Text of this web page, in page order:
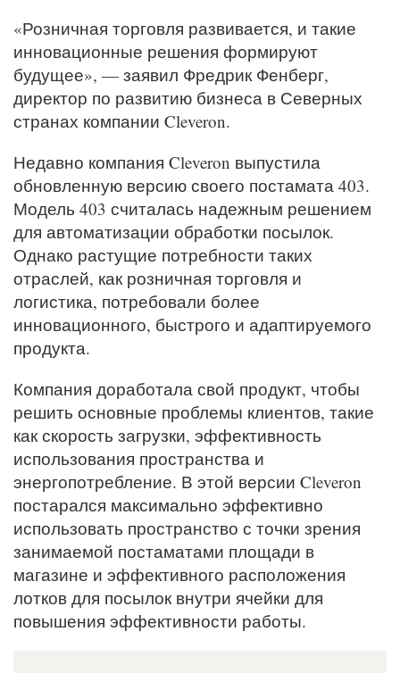
«Розничная торговля развивается, и такие
инновационные решения формируют
будущее», — заявил Фредрик Фенберг,
директор по развитию бизнеса в Северных
странах компании Cleveron.
Недавно компания Cleveron выпустила
обновленную версию своего постамата 403.
Модель 403 считалась надежным решением
для автоматизации обработки посылок.
Однако растущие потребности таких
отраслей, как розничная торговля и
логистика, потребовали более
инновационного, быстрого и адаптируемого
продукта.
Компания доработала свой продукт, чтобы
решить основные проблемы клиентов, такие
как скорость загрузки, эффективность
использования пространства и
энергопотребление. В этой версии Cleveron
постарался максимально эффективно
использовать пространство с точки зрения
занимаемой постаматами площади в
магазине и эффективного расположения
лотков для посылок внутри ячейки для
повышения эффективности работы.